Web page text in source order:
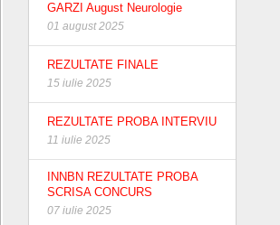
GARZI August Neurologie
01 august 2025
REZULTATE FINALE
15 iulie 2025
REZULTATE PROBA INTERVIU
11 iulie 2025
INNBN REZULTATE PROBA
SCRISA CONCURS
07 iulie 2025